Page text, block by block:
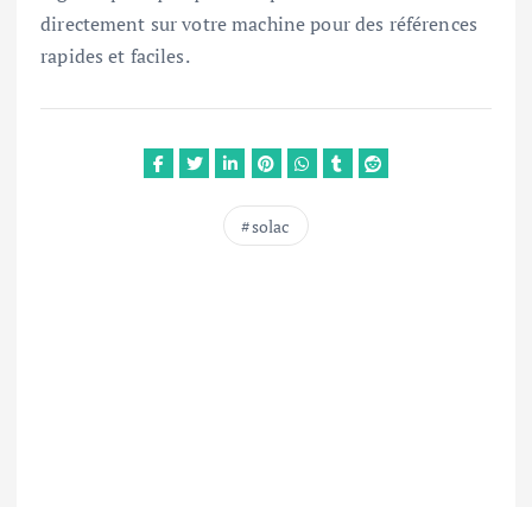
directement sur votre machine pour des références
rapides et faciles.
solac